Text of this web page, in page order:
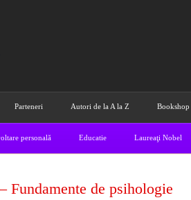
Parteneri Autori de la A la Z Bookshop
personală Educatie Laureaţi Nobel
Fundamente de psihologie